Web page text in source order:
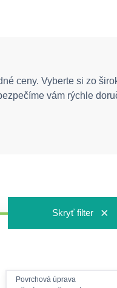
ceny. Vyberte si zo
vám rýchle
Skryť filter
Povrchová úprava